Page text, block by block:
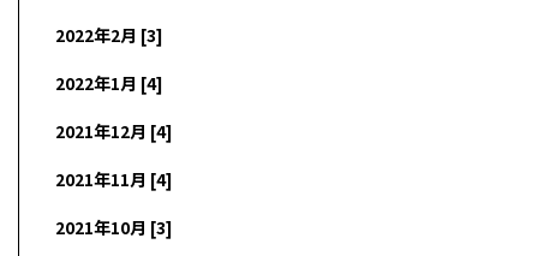
2022年2月 [3]
2022年1月 [4]
2021年12月 [4]
2021年11月 [4]
2021年10月 [3]